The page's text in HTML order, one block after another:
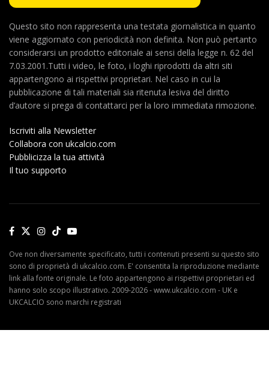
Questo sito non rappresenta una testata giornalistica in quanto
viene aggiornato con periodicità non definita. Non può pertanto
considerarsi un prodotto editoriale ai sensi della legge n. 62 del
7.03.2001.Tutti i video, le foto, i loghi riprodotti da altri siti
appartengono ai rispettivi proprietari. Nel caso in cui la
pubblicazione di tali materiali sia ritenuta lesiva del diritto
d’autore si prega di contattarci per la loro immediata rimozione.
Iscriviti alla Newsletter
Collabora con ukcalcio.com
Pubblicizza la tua attività
Il tuo supporto
Ove non diversamente specificato, tutti i contenuti presenti su questo sito
sono di proprietà di ukcalcio.com. E' consentita la riproduzione mediante
link alla fonte originale. Le foto appartengono ai rispettivi proprietari ed
hanno solo scopo illustrativo. 2009-2026 - www.ukcalcio.com - UK e
UKCALCIO sono marchi registrati